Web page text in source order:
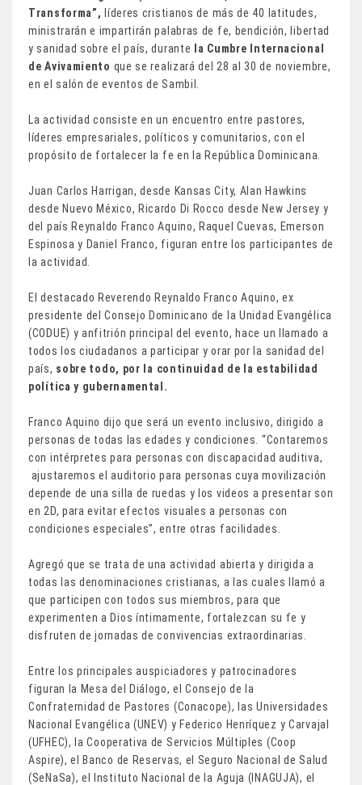
Transforma”, líderes cristianos de más de 40 latitudes,
ministrarán e impartirán palabras de fe, bendición, libertad
y sanidad sobre el país, durante
la Cumbre Internacional
de Avivamiento que se realizará del 28 al 30 de noviembre,
en el salón de eventos de Sambil.
La actividad consiste en un encuentro entre pastores,
líderes empresariales, políticos y comunitarios, con el
propósito de fortalecer la fe en la República Dominicana.
Juan Carlos Harrigan, desde Kansas City, Alan Hawkins
desde Nuevo México, Ricardo Di Rocco desde New Jersey y
del país Reynaldo Franco Aquino, Raquel Cuevas, Emerson
Espinosa y Daniel Franco, figuran entre los participantes de
la actividad.
El destacado Reverendo Reynaldo Franco Aquino, ex
presidente del Consejo Dominicano de la Unidad Evangélica
(CODUE) y anfitrión principal del evento, hace un llamado a
todos los ciudadanos a participar y orar por la sanidad del
país, sobre todo, por la continuidad de la estabilidad
política y gubernamental.
Franco Aquino dijo que será un evento inclusivo, dirigido a
personas de todas las edades y condiciones. “Contaremos
con intérpretes para personas con discapacidad auditiva,
ajustaremos el auditorio para personas cuya movilización
depende de una silla de ruedas y los videos a presentar son
en 2D, para evitar efectos visuales a personas con
condiciones especiales”, entre otras facilidades.
Agregó que se trata de una actividad abierta y dirigida a
todas las denominaciones cristianas, a las cuales llamó a
que participen con todos sus miembros, para que
experimenten a Dios íntimamente, fortalezcan su fe y
disfruten de jornadas de convivencias extraordinarias.
Entre los principales auspiciadores y patrocinadores
figuran la Mesa del Diálogo, el Consejo de la
Confraternidad de Pastores (Conacope), las Universidades
Nacional Evangélica (UNEV) y Federico Henríquez y Carvajal
(UFHEC), la Cooperativa de Servicios Múltiples (Coop
Aspire), el Banco de Reservas, el Seguro Nacional de Salud
(SeNaSa), el Instituto Nacional de la Aguja (INAGUJA), el